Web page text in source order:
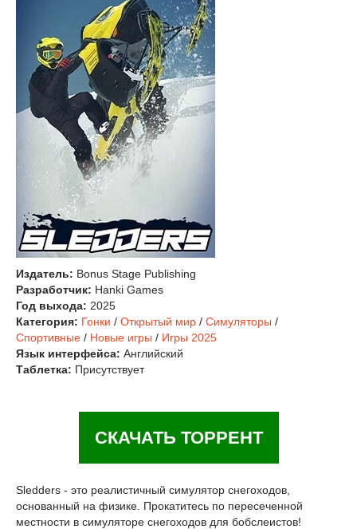
Издатель: Bonus Stage Publishing
Разработчик: Hanki Games
Год выхода: 2025
Категория: Гонки / Открытый мир / Симуляторы /
Спортивные / Новые игры / Игры 2025
Язык интерфейса: Английский
Таблетка: Присутствует
СКАЧАТЬ ТОРРЕНТ
Sledders - это реалистичный симулятор снегоходов,
основанный на физике. Прокатитесь по пересеченной
местности в симуляторе снегоходов для бобслеистов!